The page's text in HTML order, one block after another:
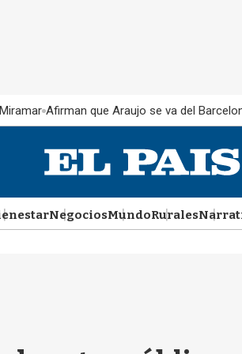
Afirman que Araujo se va del
NegociosMundoRurales